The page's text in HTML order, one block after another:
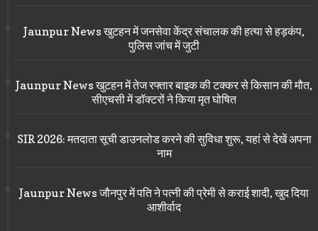
Jaunpur News खुटहन में जनसेवा केंद्र संचालक की हत्या से हड़कंप,
पुलिस जांच में जुटी
Jaunpur News खुटहन में तेज रफ्तार बाइक की टक्कर से किसान की मौत,
सीएचसी में डॉक्टरों ने किया मृत घोषित
SIR 2026: मतदाता सूची डाउनलोड करने की सुविधा शुरू, यहां से देखें अपना
नाम
Jaunpur News जौनपुर में पति ने पत्नी की प्रेमी से कराई शादी, खुद दिया
आशीर्वाद